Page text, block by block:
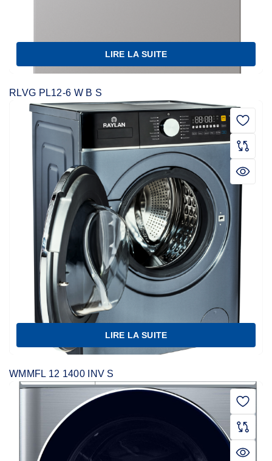
LIRE LA SUITE
RLVG PL12-6 W B S
LIRE LA SUITE
WMMFL 12 1400 INV S